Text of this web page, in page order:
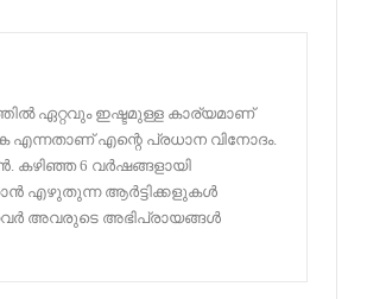
ഏറ്റവും ഇഷ്ടമുള്ള കാര്യമാണ്
എന്നതാണ് എന്റെ പ്രധാന വിനോദം.
കഴിഞ്ഞ 6 വർഷങ്ങളായി
എഴുതുന്ന ആർട്ടിക്കളുകൾ
അവരുടെ അഭിപ്രായങ്ങൾ